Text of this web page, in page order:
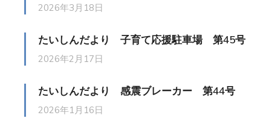
2026年3月18日
たいしんだより 子育て応援駐車場 第45号
2026年2月17日
たいしんだより 感震ブレーカー 第44号
2026年1月16日